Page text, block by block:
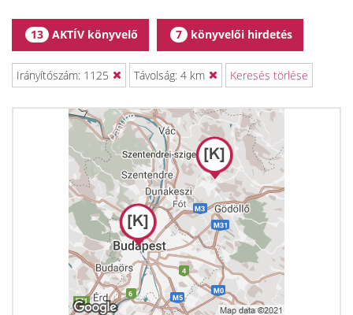
13 AKTÍV könyvelő 7 könyvelői hirdetés
Irányítószám: 1125 Távolság: 4 km Keresés törlése